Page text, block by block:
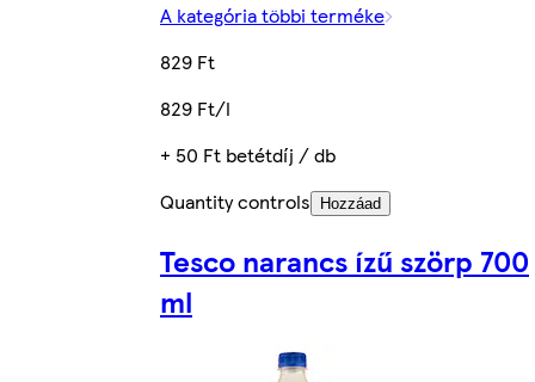
A kategória többi terméke
829 Ft
829 Ft/l
+ 50 Ft betétdíj / db
Quantity controls
Hozzáad
Tesco narancs ízű szörp 700
ml